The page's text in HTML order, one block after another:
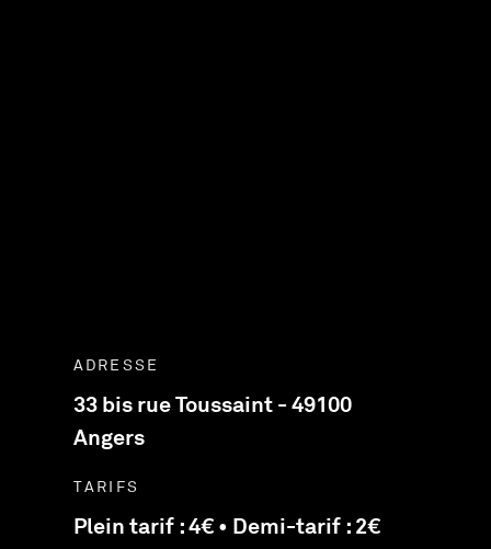
ADRESSE
33 bis rue Toussaint - 49100
Angers
TARIFS
Plein tarif : 4€ • Demi-tarif : 2€